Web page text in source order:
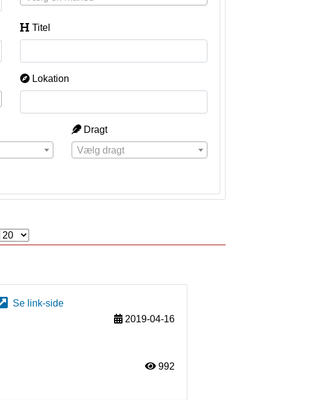
Titel
Lokation
Dragt
Vælg dragt
Se link-side
2019-04-16
992